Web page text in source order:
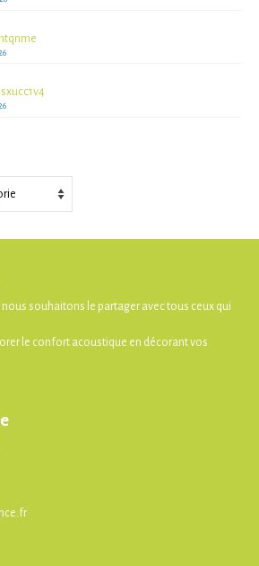
souhaitons le partager avec tous ceux qui
le confort acoustique en décorant vos